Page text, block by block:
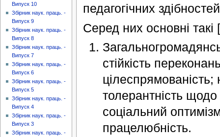
педагогічних
Серед них основні
стійкість
цілеспрямованість;
толерантність щодо
соціальний
працелюбність.
Випуск 10
Збірник наук. праць. -
Випуск 9
Збірник наук. праць. -
Випуск 8
Збірник наук. праць. -
Випуск 7
Збірник наук. праць. -
Випуск 6
Збірник наук. праць. -
Випуск 5
Збірник наук. праць. -
Випуск 4
Збірник наук. праць. -
Випуск 3
Збірник наук. праць. -